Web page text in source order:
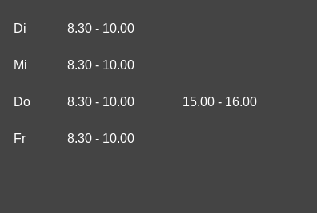
Di 8.30 - 10.00
Mi 8.30 - 10.00
Do 8.30 - 10.00 15.00 - 16.00
Fr 8.30 - 10.00